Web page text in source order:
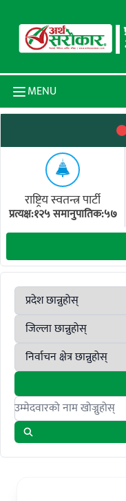
MENU
राष्ट्रिय स्वतन्त्र पार्टी
प्रत्यक्ष:१२५ समानुपातिक:५७
Search candidates